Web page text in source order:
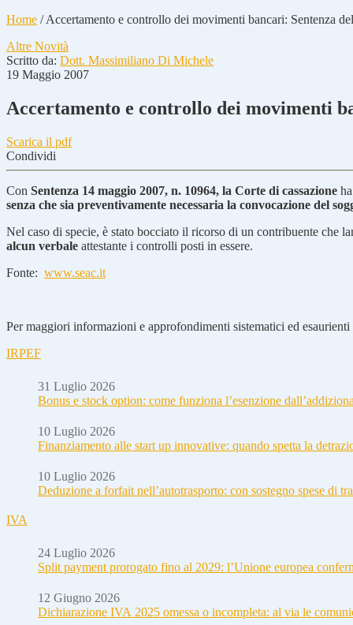
Home /Accertamento e controllo dei movimenti bancari: Sentenza
Altre Novità
Scritto da: Dott. Massimiliano Di Michele
19 Maggio 2007
Accertamento e controllo dei movimenti
Scarica il pdf
Condividi
Con Sentenza 14 maggio 2007, n. 10964, la Corte di cassazione
senza che sia preventivamente necessaria la convocazione del
Nel caso di specie, è stato bocciato il ricorso di un contribuente che
alcun verbale attestante i controlli posti in essere.
Fonte: www.seac.it
Per maggiori informazioni e approfondimenti sistematici ed
IRPEF
31 Luglio 2026
Bonus e stock option: come funziona l’esenzione
10 Luglio 2026
Finanziamento alle start up innovative: quando spetta la
10 Luglio 2026
Deduzione a forfait nell’autotrasporto: con sostegno spese di
IVA
24 Luglio 2026
Split payment prorogato fino al 2029: l’Unione europea
12 Giugno 2026
Dichiarazione IVA 2025 omessa o incompleta: al via le